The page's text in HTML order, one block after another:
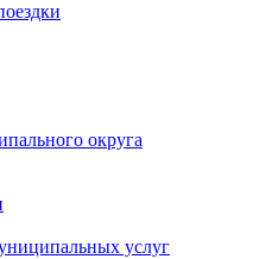
округа
услуг